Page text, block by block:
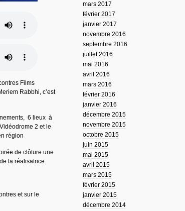
Films
Rabbhi, c’est
6 lieux à
2 et le
région
de clôture une
la réalisatrice.
et sur le
mars 2017
février 2017
janvier 2017
novembre 2016
septembre 2016
juillet 2016
mai 2016
avril 2016
mars 2016
février 2016
janvier 2016
décembre 2015
novembre 2015
octobre 2015
juin 2015
mai 2015
avril 2015
mars 2015
février 2015
janvier 2015
décembre 2014